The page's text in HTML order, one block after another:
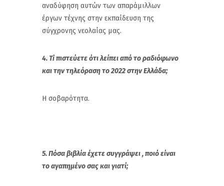
αναδύφηση αυτών των απαράμιλλων
έργων τέχνης στην εκπαίδευση της
σύγχρονης νεολαίας μας.
4. Ti πιστεύετε ότι λείπει από το ραδιόφωνο
και την τηλεόραση το 2022 στην Ελλάδα;
Η σοβαρότητα.
5. Πόσα βιβλία έχετε συγγράψει , ποιό είναι
το αγαπημένο σας και γιατί;